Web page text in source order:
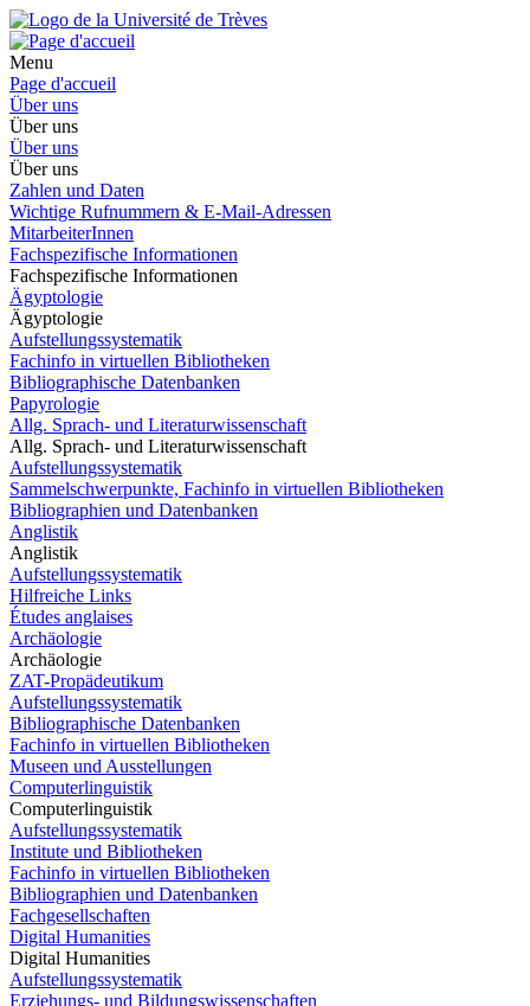
Menu
Page d'accueil
Über uns
Über uns
Über uns
Über uns
Zahlen und Daten
Wichtige Rufnummern & E-Mail-Adressen
MitarbeiterInnen
Fachspezifische Informationen
Fachspezifische Informationen
Ägyptologie
Ägyptologie
Aufstellungssystematik
Fachinfo in virtuellen Bibliotheken
Bibliographische Datenbanken
Papyrologie
Allg. Sprach- und Literaturwissenschaft
Allg. Sprach- und Literaturwissenschaft
Aufstellungssystematik
Sammelschwerpunkte, Fachinfo in virtuellen Bibliotheken
Bibliographien und Datenbanken
Anglistik
Anglistik
Aufstellungssystematik
Hilfreiche Links
Études anglaises
Archäologie
Archäologie
ZAT-Propädeutikum
Aufstellungssystematik
Bibliographische Datenbanken
Fachinfo in virtuellen Bibliotheken
Museen und Ausstellungen
Computerlinguistik
Computerlinguistik
Aufstellungssystematik
Institute und Bibliotheken
Fachinfo in virtuellen Bibliotheken
Bibliographien und Datenbanken
Fachgesellschaften
Digital Humanities
Digital Humanities
Aufstellungssystematik
Erziehungs- und Bildungswissenschaften